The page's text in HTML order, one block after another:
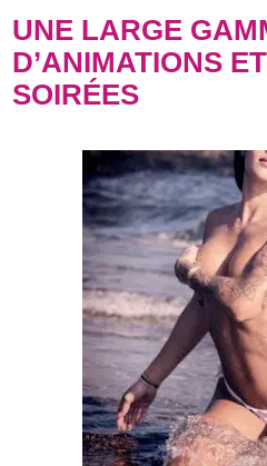
UNE LARGE
D’ANIMATIONS
SOIRÉES